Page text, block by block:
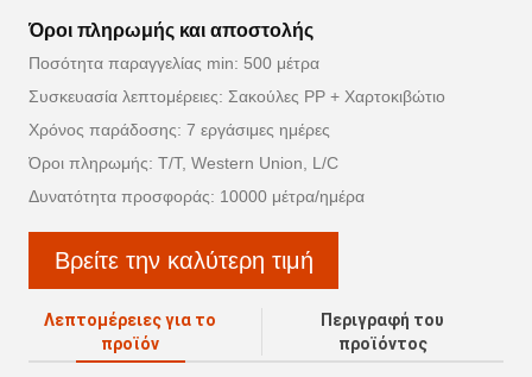
Όροι πληρωμής και αποστολής
Ποσότητα παραγγελίας min: 500 μέτρα
Συσκευασία λεπτομέρειες: Σακούλες PP + Χαρτοκιβώτιο
Χρόνος παράδοσης: 7 εργάσιμες ημέρες
Όροι πληρωμής: T/T, Western Union, L/C
Δυνατότητα προσφοράς: 10000 μέτρα/ημέρα
Βρείτε την καλύτερη τιμή
Λεπτομέρειες για το
προϊόν
Περιγραφή του
προϊόντος